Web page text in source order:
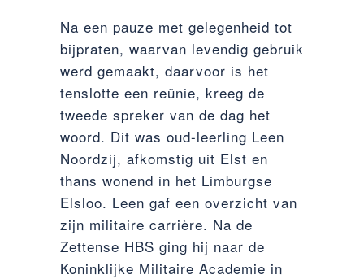
Na een pauze met gelegenheid tot
bijpraten, waarvan levendig gebruik
werd gemaakt, daarvoor is het
tenslotte een reünie, kreeg de
tweede spreker van de dag het
woord. Dit was oud-leerling Leen
Noordzij, afkomstig uit Elst en
thans wonend in het Limburgse
Elsloo. Leen gaf een overzicht van
zijn militaire carrière. Na de
Zettense HBS ging hij naar de
Koninklijke Militaire Academie in